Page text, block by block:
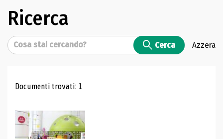
Ricerca
Cerca Cerca Azzera
Risultati di ricerca
Documenti trovati: 1